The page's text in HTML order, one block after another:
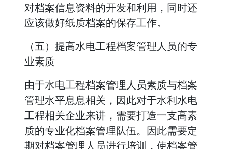
对档案信息资料的开发和利用，同时还
应该做好纸质档案的保存工作。
（五）提高水电工程档案管理人员的专
业素质
由于水电工程档案管理人员素质与档案
管理水平息息相关，因此对于水利水电
工程相关企业来讲，需要打造一支高素
质的专业化档案管理队伍。因此需要定
期对档案管理人员进行培训，使档案管